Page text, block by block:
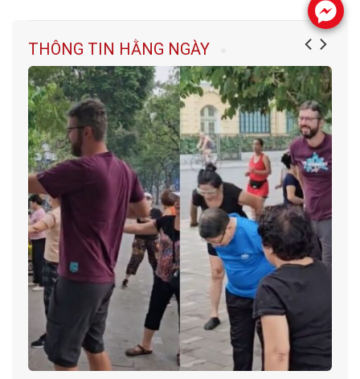
THÔNG TIN HẰNG NGÀY
.